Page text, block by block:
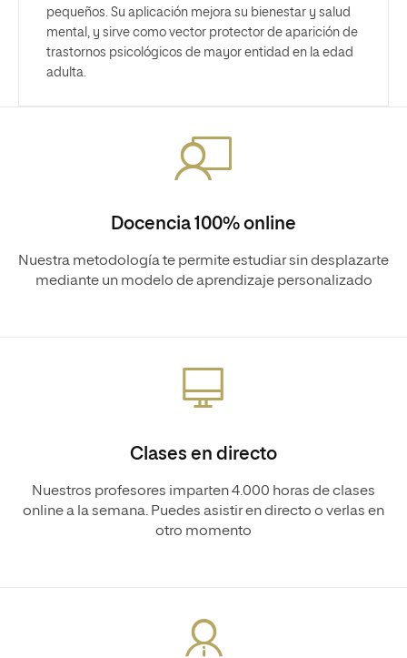
pequeños. Su aplicación mejora su bienestar y salud
mental, y sirve como vector protector de aparición de
trastornos psicológicos de mayor entidad en la edad
adulta.
Docencia 100% online
Nuestra metodología te permite estudiar sin desplazarte
mediante un modelo de aprendizaje personalizado
Clases en directo
Nuestros profesores imparten 4.000 horas de clases
online a la semana. Puedes asistir en directo o verlas en
otro momento